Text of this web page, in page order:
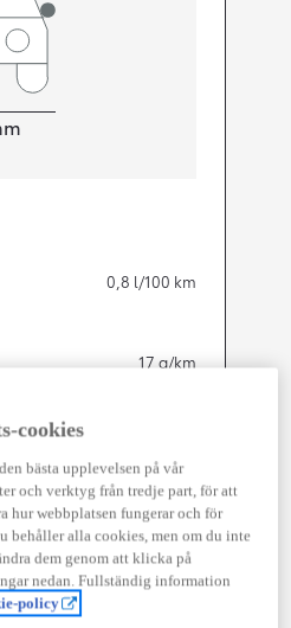
0,8 l/100 km
17 g/km
1 987 cc
164kw (223 hk)
cookies
bästa upplevelsen på vår
och verktyg från tredje part, för att
hur webbplatsen fungerar och för
behåller alla cookies, men om du inte
dem genom att klicka på
nedan. Fullständig information
policy